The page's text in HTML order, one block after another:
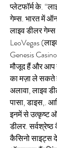
प्लेटफॉर्म के.
गेम्स. भारत में
लाइव डीलर
LeoVegas
Genesis
मौजूद हैं और आप
का मज़ा ले सकते
अलावा, लाइव
पासा, डाइस,.
इनमें से उत्कृष्ट
डीलर. सर्वश्रेष्ठ
कैसिनो साइट्स